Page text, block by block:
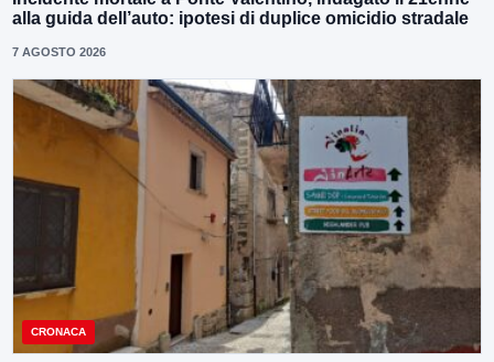
alla guida dell’auto: ipotesi di duplice omicidio stradale
7 AGOSTO 2026
CRONACA